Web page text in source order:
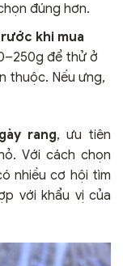
đúng hơn.
khi mua
để thử ở
thuộc. Nếu ưng,
rang, ưu tiên
Với cách chọn
nhiều cơ hội tìm
với khẩu vị của